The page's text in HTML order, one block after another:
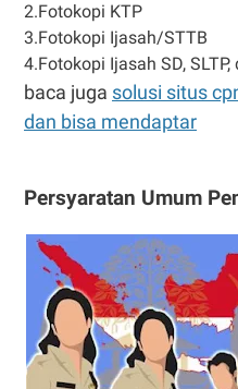
2.Fotokopi KTP
3.Fotokopi Ijasah/STTB
4.Fotokopi Ijasah SD, SLTP,
baca juga solusi situs
dan bisa mendaptar
Persyaratan Umum